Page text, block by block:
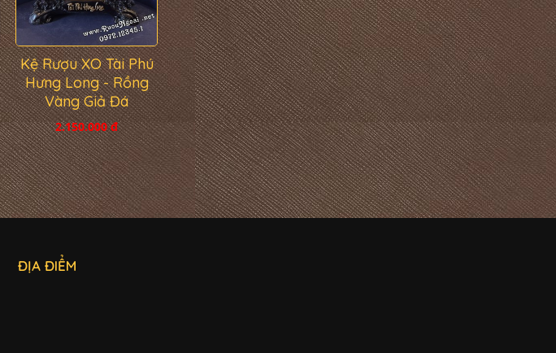
Kệ Rượu XO Tài Phú
Hưng Long - Rồng
Vàng Giả Đá
2.150.000 đ
ĐỊA ĐIỂM